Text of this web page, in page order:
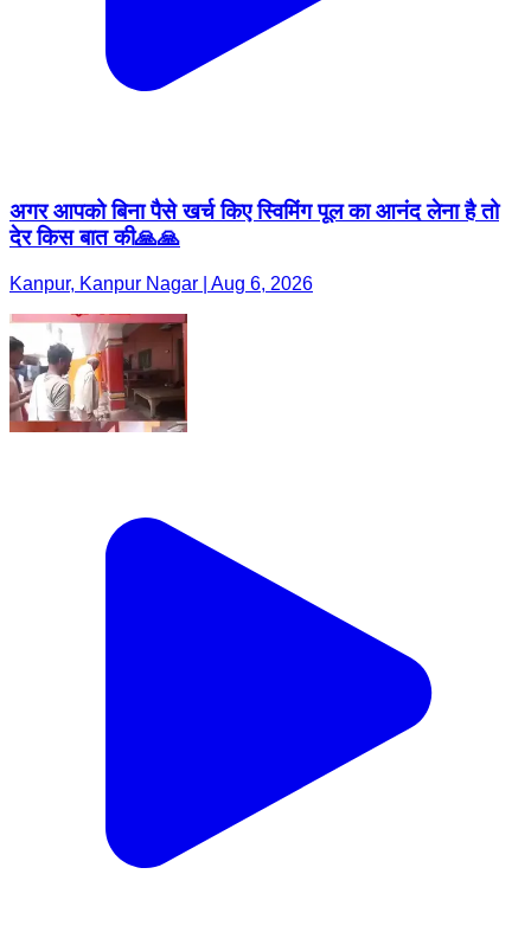
अगर आपको बिना पैसे खर्च किए स्विमिंग पूल का आनंद लेना है तो
देर किस बात की🙏🙏
Kanpur, Kanpur Nagar | Aug 6, 2026